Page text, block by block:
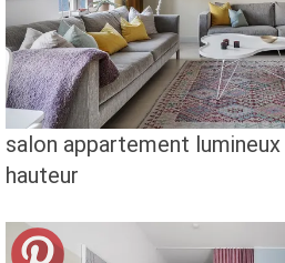
salon appartement
hauteur